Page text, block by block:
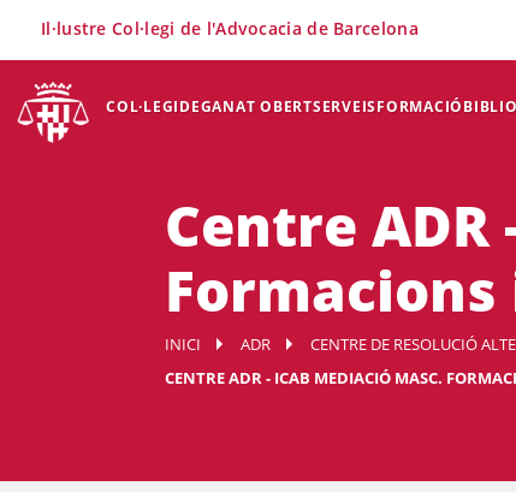
COL·LEGIDEGANAT OBERTSERVEISFORMACIÓ
Il·lustre Col·legi de l'Advocacia de Barcelona
Centre ADR
INICI ADR CENTRE DE RESOLUCIÓ
CENTRE ADR - ICAB MEDIACIÓ MASC.